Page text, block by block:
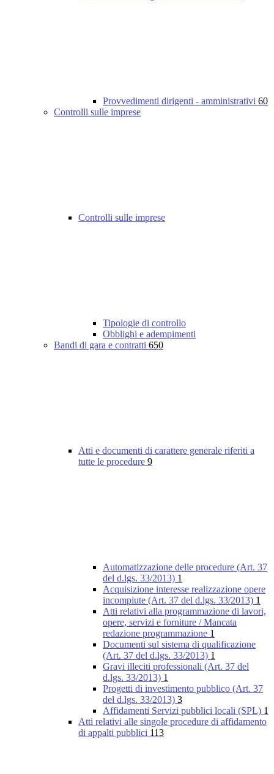
Provvedimenti dirigenti - amministrativi 60
Controlli sulle imprese
Controlli sulle imprese
Tipologie di controllo
Obblighi e adempimenti
Bandi di gara e contratti 650
Atti e documenti di carattere generale riferiti a
tutte le procedure 9
Automatizzazione delle procedure (Art. 37
del d.lgs. 33/2013) 1
Acquisizione interesse realizzazione opere
incompiute (Art. 37 del d.lgs. 33/2013) 1
Atti relativi alla programmazione di lavori,
opere, servizi e forniture / Mancata
redazione programmazione 1
Documenti sul sistema di qualificazione
(Art. 37 del d.lgs. 33/2013) 1
Gravi illeciti professionali (Art. 37 del
d.lgs. 33/2013) 1
Progetti di investimento pubblico (Art. 37
del d.lgs. 33/2013) 3
Affidamenti Servizi pubblici locali (SPL) 1
Atti relativi alle singole procedure di affidamento
di appalti pubblici 113